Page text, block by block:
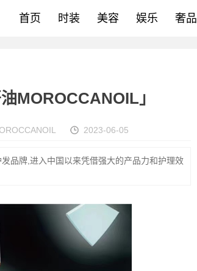
首页 时装 美容 娱乐 奢品
MOROCCANOIL」
2023-06-05
品牌,进入中国以来凭借强大的产品力和护理效